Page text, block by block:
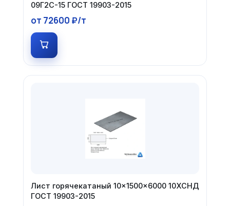
09Г2С-15 ГОСТ 19903-2015
от 72600 ₽/т
Лист горячекатаный 10×1500×6000 10ХСНД
ГОСТ 19903-2015